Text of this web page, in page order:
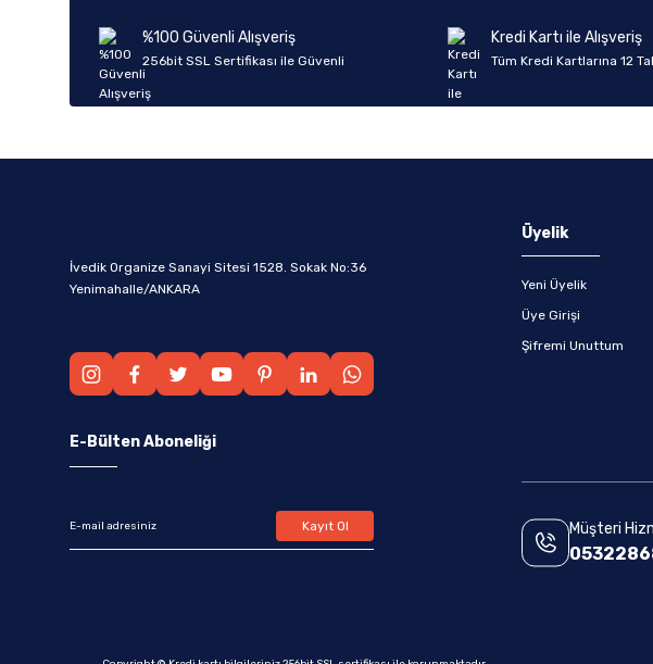
%100 Güvenli Alışveriş
256bit SSL Sertifikası ile Güvenli
Kredi Kartı ile Alışveriş
Tüm Kredi Kartlarına 12
İvedik Organize Sanayi Sitesi 1528. Sokak No:36
Yenimahalle/ANKARA
Üyelik
Yeni Üyelik
Üye Girişi
Şifremi Unuttum
E-Bülten Aboneliği
Kayıt Ol Müşteri